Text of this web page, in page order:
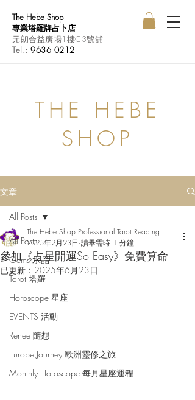
The Hebe Shop
專業塔羅牌占卜店
元朗合益廣場1樓C3號舖
Tel.:9636 0212
THE HEBE
SHOP
文章
All Posts
Gems 水晶
Tarot 塔羅
Horoscope 星座
EVENTS 活動
Renee 隨想
Europe Journey 歐洲靈修之旅
Monthly Horoscope 每月星座運程
All Posts
參加《占星開運So Easy》免費算命
The Hebe Shop Professional Tarot Reading
2025年2月23日 讀畢需時 1 分鐘
已更新： 2025年6月23日